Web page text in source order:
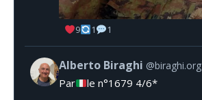
9 1 1
Alberto Biraghi @biraghi.org
Par le n°1679 4/6*